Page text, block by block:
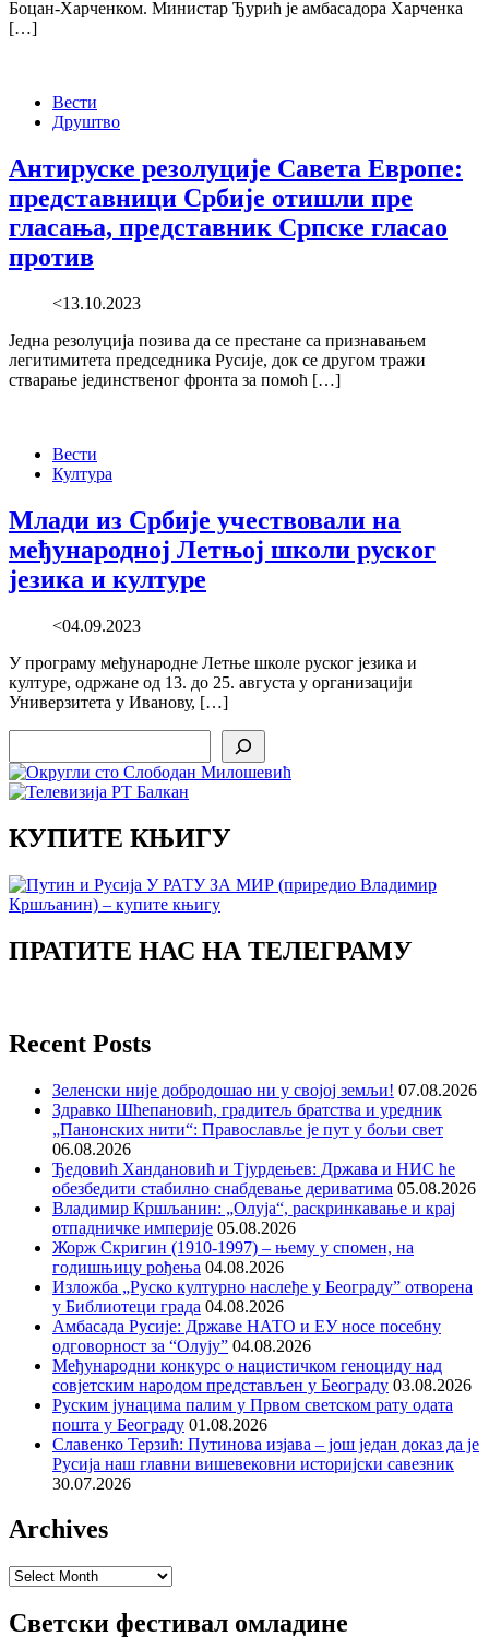
Боцан-Харченком. Министар Ђурић је амбасадора Харченка
[…]
Вести
Друштво
Антируске резолуције Савета Европе:
представници Србије отишли пре
гласања, представник Српске гласао
против
<13.10.2023
Једна резолуција позива да се престане са признавањем
легитимитета председника Русије, док се другом тражи
стварање јединственог фронта за помоћ […]
Вести
Култура
Млади из Србије учествовали на
међународној Летњој школи руског
језика и културе
<04.09.2023
У програму међународне Летње школе руског језика и
културе, одржане од 13. до 25. августа у организацији
Универзитета у Иванову, […]
КУПИТЕ КЊИГУ
ПРАТИТЕ НАС НА ТЕЛЕГРАМУ
Recent Posts
Зеленски није добродошао ни у својој земљи! 07.08.2026
Здравко Шћепановић, градитељ братства и уредник
„Панонских нити“: Православље је пут у бољи свет
06.08.2026
Ђедовић Хандановић и Тјурдењев: Држава и НИС ће
обезбедити стабилно снабдевање дериватима 05.08.2026
Владимир Кршљанин: „Олуја“, раскринкавање и крај
отпадничке империје 05.08.2026
Жорж Скригин (1910-1997) – њему у спомен, на
годишњицу рођења 04.08.2026
Изложба „Руско културно наслеђе у Београду” отворена
у Библиотеци града 04.08.2026
Амбасада Русије: Државе НАТО и ЕУ носе посебну
одговорност за “Олују” 04.08.2026
Међународни конкурс о нацистичком геноциду над
совјетским народом представљен у Београду 03.08.2026
Руским јунацима палим у Првом светском рату одата
пошта у Београду 01.08.2026
Славенко Терзић: Путинова изјава – још један доказ да је
Русија наш главни вишевековни историјски савезник
30.07.2026
Archives
Archives
Светски фестивал омладине